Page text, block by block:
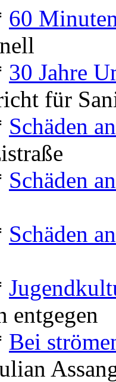
60
30 Jahre
für
Schäden
Schäden
Schäden
entgegen
Bei